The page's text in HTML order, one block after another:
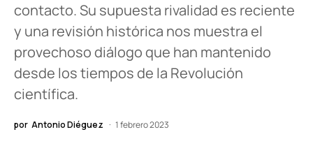
contacto. Su supuesta rivalidad es reciente
y una revisión histórica nos muestra el
provechoso diálogo que han mantenido
desde los tiempos de la Revolución
científica.
por Antonio Diéguez 1 febrero 2023